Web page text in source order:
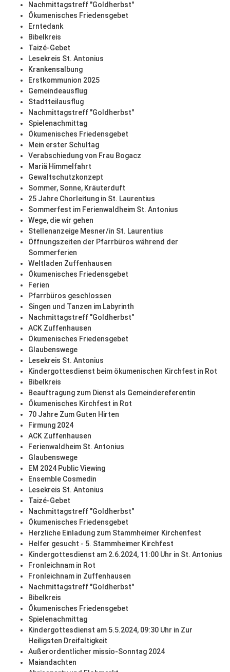
Nachmittagstreff "Goldherbst"
Ökumenisches Friedensgebet
Erntedank
Bibelkreis
Taizé-Gebet
Lesekreis St. Antonius
Krankensalbung
Erstkommunion 2025
Gemeindeausflug
Stadtteilausflug
Nachmittagstreff "Goldherbst"
Spielenachmittag
Ökumenisches Friedensgebet
Mein erster Schultag
Verabschiedung von Frau Bogacz
Mariä Himmelfahrt
Gewaltschutzkonzept
Sommer, Sonne, Kräuterduft
25 Jahre Chorleitung in St. Laurentius
Sommerfest im Ferienwaldheim St. Antonius
Wege, die wir gehen
Stellenanzeige Mesner/in St. Laurentius
Öffnungszeiten der Pfarrbüros während der
Sommerferien
Weltladen Zuffenhausen
Ökumenisches Friedensgebet
Ferien
Pfarrbüros geschlossen
Singen und Tanzen im Labyrinth
Nachmittagstreff "Goldherbst"
ACK Zuffenhausen
Ökumenisches Friedensgebet
Glaubenswege
Lesekreis St. Antonius
Kindergottesdienst beim ökumenischen Kirchfest in Rot
Bibelkreis
Beauftragung zum Dienst als Gemeindereferentin
Ökumenisches Kirchfest in Rot
70 Jahre Zum Guten Hirten
Firmung 2024
ACK Zuffenhausen
Ferienwaldheim St. Antonius
Glaubenswege
EM 2024 Public Viewing
Ensemble Cosmedin
Lesekreis St. Antonius
Taizé-Gebet
Nachmittagstreff "Goldherbst"
Ökumenisches Friedensgebet
Herzliche Einladung zum Stammheimer Kirchenfest
Helfer gesucht - 5. Stammheimer Kirchfest
Kindergottesdienst am 2.6.2024, 11:00 Uhr in St. Antonius
Fronleichnam in Rot
Fronleichnam in Zuffenhausen
Nachmittagstreff "Goldherbst"
Bibelkreis
Ökumenisches Friedensgebet
Spielenachmittag
Kindergottesdienst am 5.5.2024, 09:30 Uhr in Zur
Heiligsten Dreifaltigkeit
Außerordentlicher missio-Sonntag 2024
Maiandachten